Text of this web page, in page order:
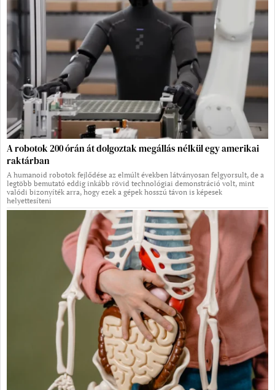
A robotok 200 órán át dolgoztak megállás nélkül egy amerikai
raktárban
A humanoid robotok fejlődése az elmúlt években látványosan felgyorsult, de a
legtöbb bemutató eddig inkább rövid technológiai demonstráció volt, mint
valódi bizonyíték arra, hogy ezek a gépek hosszú távon is képesek
helyettesíteni